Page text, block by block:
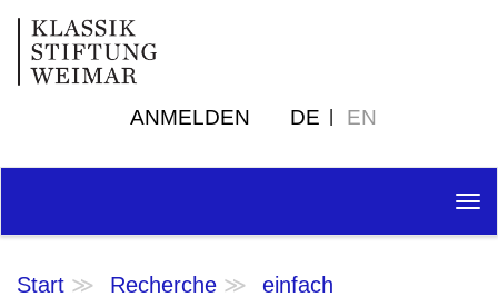
ANMELDEN DE EN
Start Recherche
einfach